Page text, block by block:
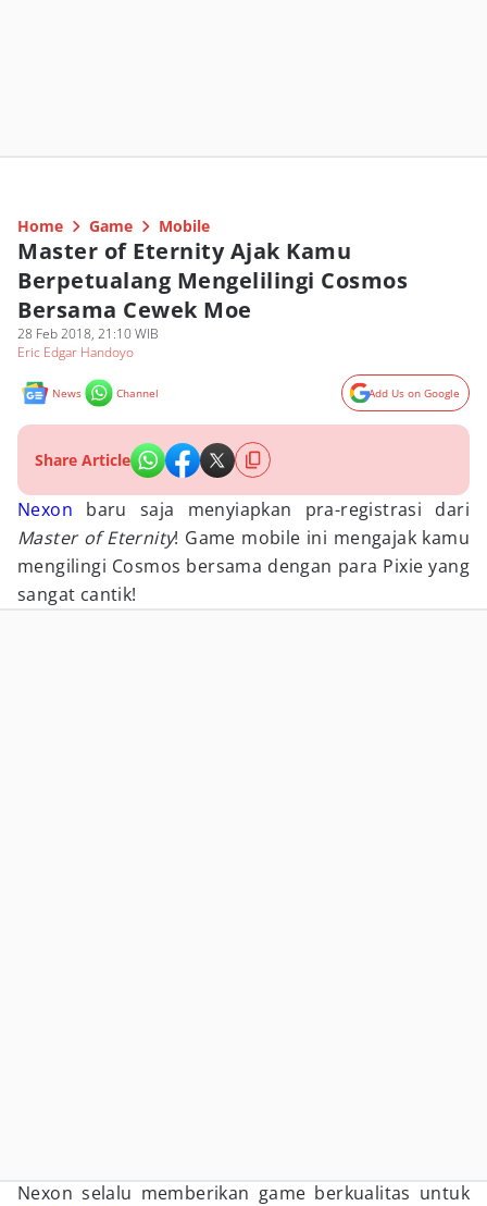
Home Game Mobile
Master of Eternity Ajak Kamu
Berpetualang Mengelilingi Cosmos
Bersama Cewek Moe
28 Feb 2018, 21:10 WIB
Eric Edgar Handoyo
News Channel Add Us on Google
Share Article
Nexon baru saja menyiapkan pra-registrasi dari
Master of Eternity! Game mobile ini mengajak kamu
mengilingi Cosmos bersama dengan para Pixie yang
sangat cantik!
Nexon selalu memberikan game berkualitas untuk